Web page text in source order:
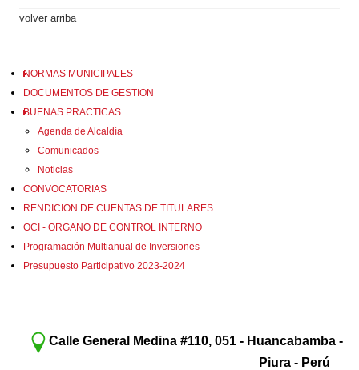
volver arriba
NORMAS MUNICIPALES
DOCUMENTOS DE GESTION
BUENAS PRACTICAS
Agenda de Alcaldía
Comunicados
Noticias
CONVOCATORIAS
RENDICION DE CUENTAS DE TITULARES
OCI - ORGANO DE CONTROL INTERNO
Programación Multianual de Inversiones
Presupuesto Participativo 2023-2024
Calle General Medina #110, 051 - Huancabamba -
Piura - Perú